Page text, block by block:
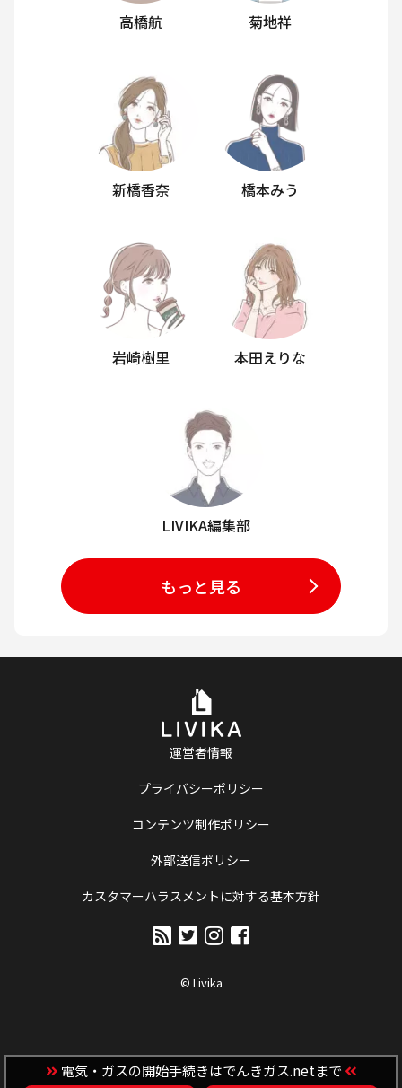
高橋航 菊地祥
新橋香奈 橋本みう
岩崎樹里 本田えりな
LIVIKA編集部
もっと見る
運営者情報
プライバシーポリシー
コンテンツ制作ポリシー
外部送信ポリシー
カスタマーハラスメントに対する基本方針
© Livika
電気・ガスの開始手続きはでんきガス.netまで